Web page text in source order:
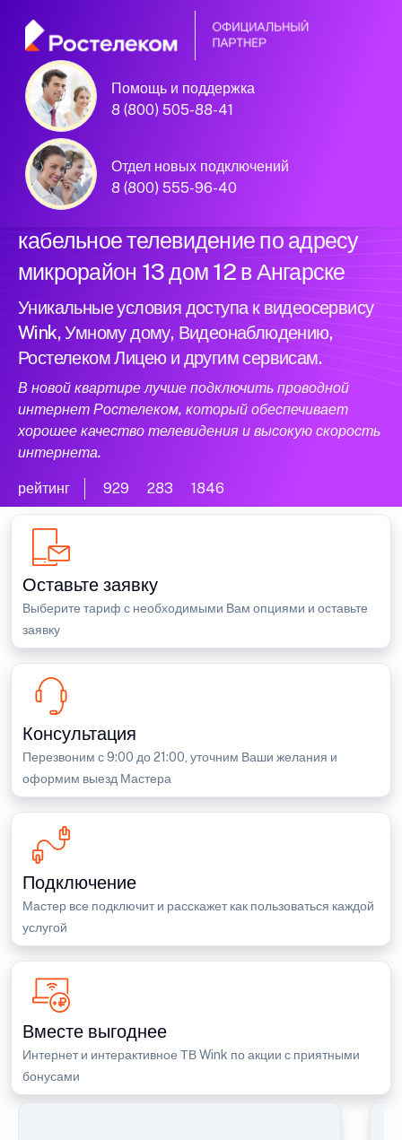
Помощь и поддержка
8 (800) 505-88-41
Отдел новых подключений
8 (800) 555-96-40
Официальный
партнер Ростелеком
Подключили новый интернет и
кабельное телевидение по адресу
микрорайон 13 дом 12 в Ангарске
Уникальные условия доступа к видеосервису
Wink, Умному дому, Видеонаблюдению,
Ростелеком Лицею и другим сервисам.
В новой квартире лучше подключить проводной
интернет Ростелеком, который обеспечивает
хорошее качество телевидения и высокую скорость
интернета.
рейтинг 929 283 1846
Оставьте заявку
Выберите тариф с необходимыми Вам опциями и оставьте
заявку
Консультация
Перезвоним с 9:00 до 21:00, уточним Ваши желания и
оформим выезд Мастера
Подключение
Мастер все подключит и расскажет как пользоваться каждой
услугой
Вместе выгоднее
Интернет и интерактивное ТВ Wink по акции с приятными
бонусами